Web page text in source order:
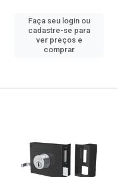
Faça seu login ou
cadastre-se para
ver preços e
comprar